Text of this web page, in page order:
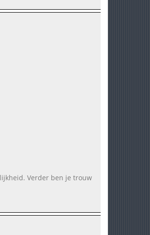
Verder ben je trouw